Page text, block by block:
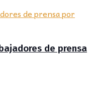
de prensa